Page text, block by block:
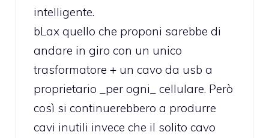
intelligente.
bLax quello che proponi sarebbe di
andare in giro con un unico
trasformatore + un cavo da usb a
proprietario _per ogni_ cellulare. Però
così si continuerebbero a produrre
cavi inutili invece che il solito cavo